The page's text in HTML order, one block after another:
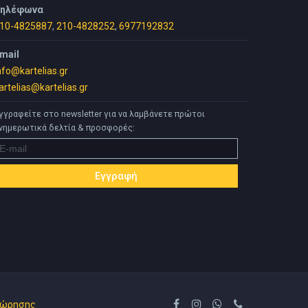
4825887, 210-4828252, 6977192832
στο newsletter για να λαμβάνετε πρώτοι
δελτία & προσφορές: